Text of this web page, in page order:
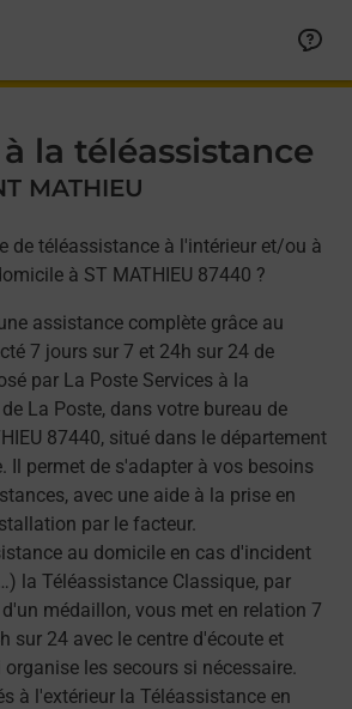
la téléassistance
MATHIEU
de téléassistance à l'intérieur et/ou à
à ST MATHIEU 87440 ?
assistance complète grâce au
7 jours sur 7 et 24h sur 24 de
par La Poste Services à la
La Poste, dans votre bureau de
87440, situé dans le département
Il permet de s'adapter à vos besoins
avec une aide à la prise en
par le facteur.
au domicile en cas d'incident
la Téléassistance Classique, par
médaillon, vous met en relation 7
sur 24 avec le centre d'écoute et
les secours si nécessaire.
à l'extérieur la Téléassistance en